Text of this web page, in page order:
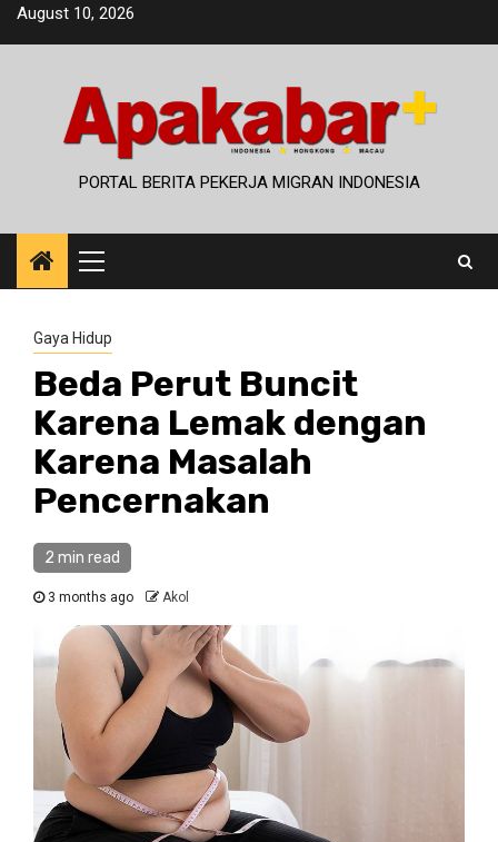
SkipAugust 10, 2026
PORTAL BERITA PEKERJA MIGRAN INDONESIA
Primary
Menu
Gaya Hidup
Beda Perut Buncit
Karena Lemak dengan
Karena Masalah
Pencernakan
2 min read
3 months ago Akol